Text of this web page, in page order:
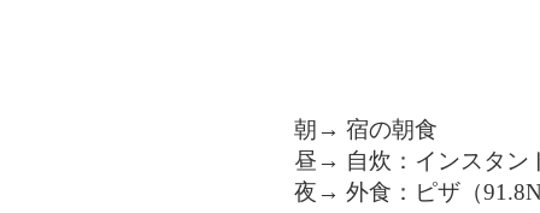
朝→ 宿の朝食
昼→ 自炊：インスタン
夜→ 外食：ピザ（